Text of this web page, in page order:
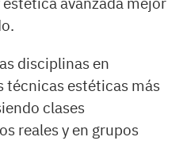
disciplinas en
técnicas estéticas más
clases
reales y en grupos